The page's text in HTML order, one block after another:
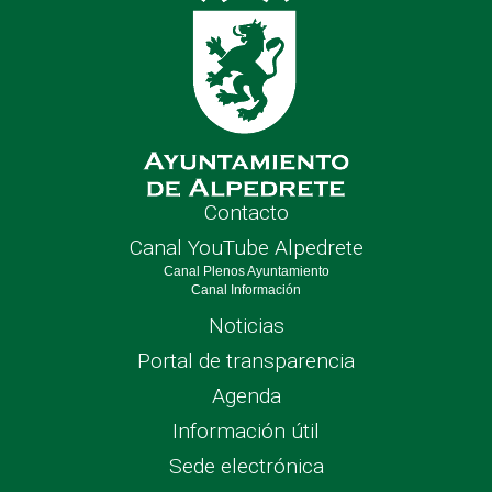
Contacto
Canal YouTube Alpedrete
Canal Plenos Ayuntamiento
Canal Información
Noticias
Portal de transparencia
Agenda
Información útil
Sede electrónica